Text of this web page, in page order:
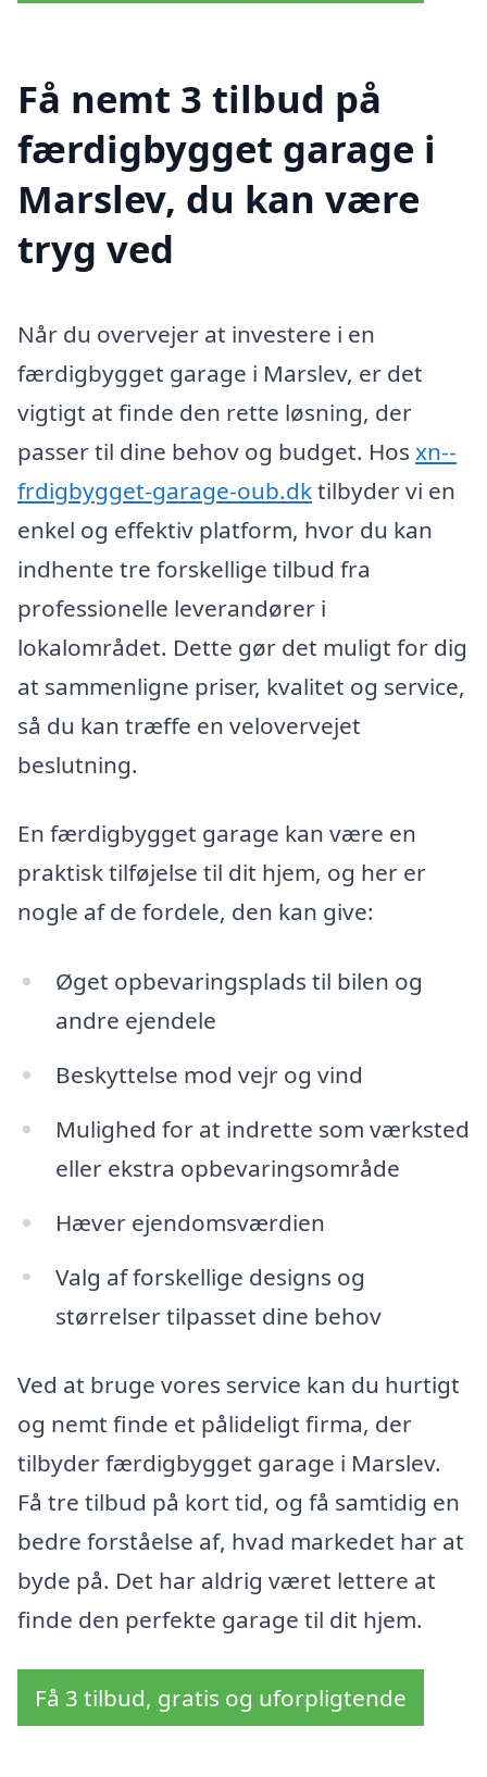
Få nemt 3 tilbud på
færdigbygget garage i
Marslev, du kan være
tryg ved
Når du overvejer at investere i en
færdigbygget garage i Marslev, er det
vigtigt at finde den rette løsning, der
passer til dine behov og budget. Hos xn--
frdigbygget-garage-oub.dktilbyder vi en
enkel og effektiv platform, hvor du kan
indhente tre forskellige tilbud fra
professionelle leverandører i
lokalområdet. Dette gør det muligt for dig
at sammenligne priser, kvalitet og service,
så du kan træffe en velovervejet
beslutning.
En færdigbygget garage kan være en
praktisk tilføjelse til dit hjem, og her er
nogle af de fordele, den kan give:
Øget opbevaringsplads til bilen og
andre ejendele
Beskyttelse mod vejr og vind
Mulighed for at indrette som værksted
eller ekstra opbevaringsområde
Hæver ejendomsværdien
Valg af forskellige designs og
størrelser tilpasset dine behov
Ved at bruge vores service kan du hurtigt
og nemt finde et pålideligt firma, der
tilbyder færdigbygget garage i Marslev.
Få tre tilbud på kort tid, og få samtidig en
bedre forståelse af, hvad markedet har at
byde på. Det har aldrig været lettere at
finde den perfekte garage til dit hjem.
Få 3 tilbud, gratis og uforpligtende